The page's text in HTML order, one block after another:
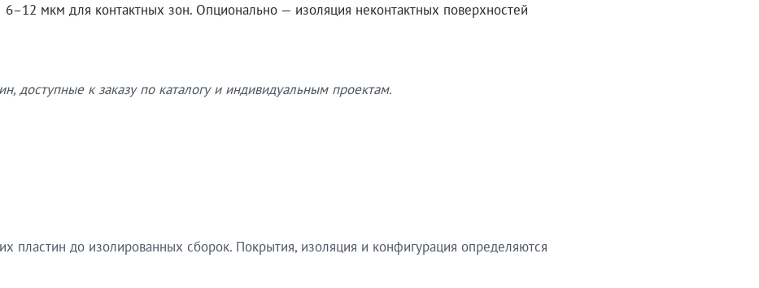
мкм для контактных зон. Опционально — изоляция неконтактных поверхностей
к заказу по каталогу и индивидуальным проектам.
пластин до изолированных сборок. Покрытия, изоляция и конфигурация определяются